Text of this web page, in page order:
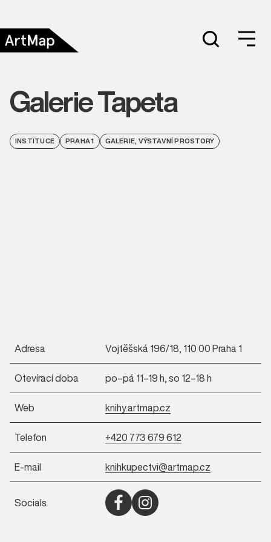
Galerie Tapeta
INSTITUCE PRAHA 1 GALERIE, VÝSTAVNÍ PROSTORY
Adresa Vojtěšská 196/18, 110 00 Praha 1
Otevírací doba po–pá 11–19 h, so 12–18 h
Web knihy.artmap.cz
Telefon +420 773 679 612
E-mail knihkupectvi@artmap.cz
Socials Otevřít Facebook (nové okno)
Otevřít Instagram (nové okno)